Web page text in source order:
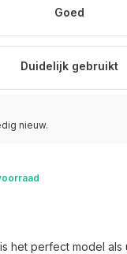
Goed
Duidelijk gebruikt
nieuw.
is het perfect model